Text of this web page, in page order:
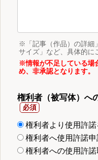
※「記事（作品）の詳細
サイズ」など、具体的に
※情報が不足している場
め、非承認となります。
権利者（被写体）へ
権利者より使用許
権利者へ使用許諾申
権利者への使用許